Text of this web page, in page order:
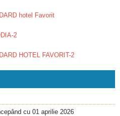
hotel Favorit
2
HOTEL FAVORIT-2
cu 01 aprilie 2026